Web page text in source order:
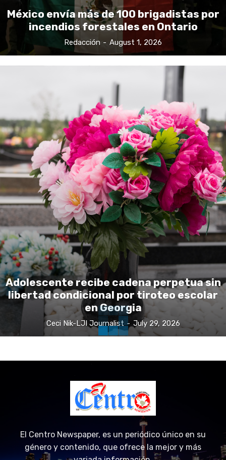
México envía más de 100 brigadistas por
incendios forestales en Ontario
Redacción August 1, 2026
Adolescente recibe cadena perpetua sin
libertad condicional por tiroteo escolar
en Georgia
Ceci Nik-LJI Journalist - July 29, 2026
El Centro Newspaper, es un periódico único en su
género y contenido, que ofrece la mejor y más